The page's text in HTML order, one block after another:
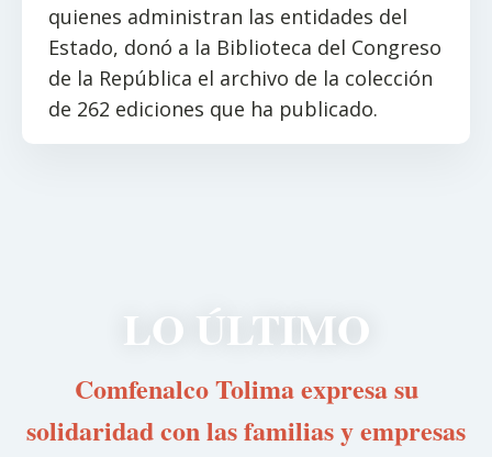
quienes administran las entidades del
Estado, donó a la Biblioteca del Congreso
de la República el archivo de la colección
de 262 ediciones que ha publicado.
LO ÚLTIMO
Comfenalco Tolima expresa su
solidaridad con las familias y empresas